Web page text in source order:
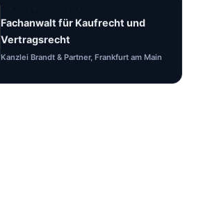
Fachanwalt für Kaufrecht und
Vertragsrecht
Kanzlei Brandt & Partner, Frankfurt am Main